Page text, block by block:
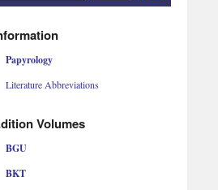
Papyrology
Literature Abbreviations
Volumes
BGU
BKT